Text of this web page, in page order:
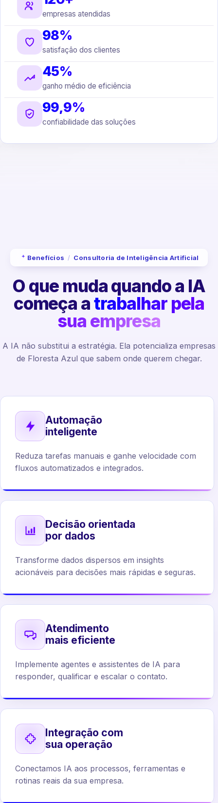
empresas atendidas
98%
satisfação dos clientes
45%
ganho médio de eficiência
99,9%
confiabilidade das soluções
Benefícios / Consultoria de Inteligência Artificial
O que muda quando a IA
começa atrabalhar pela
sua empresa
A IA não substitui a estratégia. Ela potencializa empresas
de Floresta Azul que sabem onde querem chegar.
Automação
inteligente
Reduza tarefas manuais e ganhe velocidade com
fluxos automatizados e integrados.
Decisão orientada
por dados
Transforme dados dispersos em insights
acionáveis para decisões mais rápidas e seguras.
Atendimento
mais eficiente
Implemente agentes e assistentes de IA para
responder, qualificar e escalar o contato.
Integração com
sua operação
Conectamos IA aos processos, ferramentas e
rotinas reais da sua empresa.